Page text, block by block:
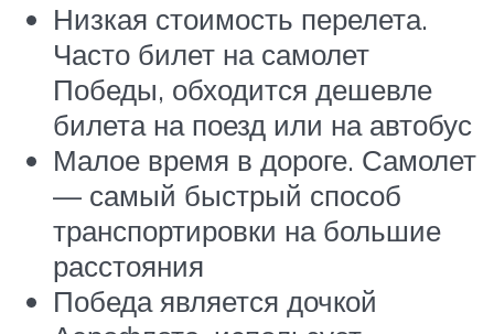
Низкая стоимость перелета.
Часто билет на самолет
Победы, обходится дешевле
билета на поезд или на автобус
Малое время в дороге. Самолет
— самый быстрый способ
транспортировки на большие
расстояния
Победа является дочкой